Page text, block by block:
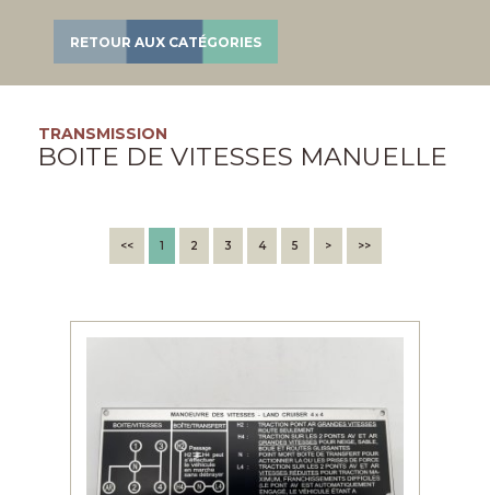
RETOUR AUX CATÉGORIES
TRANSMISSION
BOITE DE VITESSES MANUELLE
<< 1 2 3 4 5 > >>